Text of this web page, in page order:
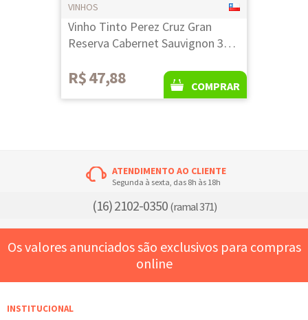
VINHOS
Vinho Tinto Perez Cruz Gran
Reserva Cabernet Sauvignon 375
R$ 47,88 COMPRAR
ATENDIMENTO AO CLIENTE
Segunda à sexta, das 8h às 18h
(16) 2102-0350(ramal 371)
Os valores anunciados são exclusivos para compras
online
INSTITUCIONAL